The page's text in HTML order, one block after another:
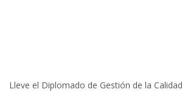
Lleve el Diplomado de Gestión de la